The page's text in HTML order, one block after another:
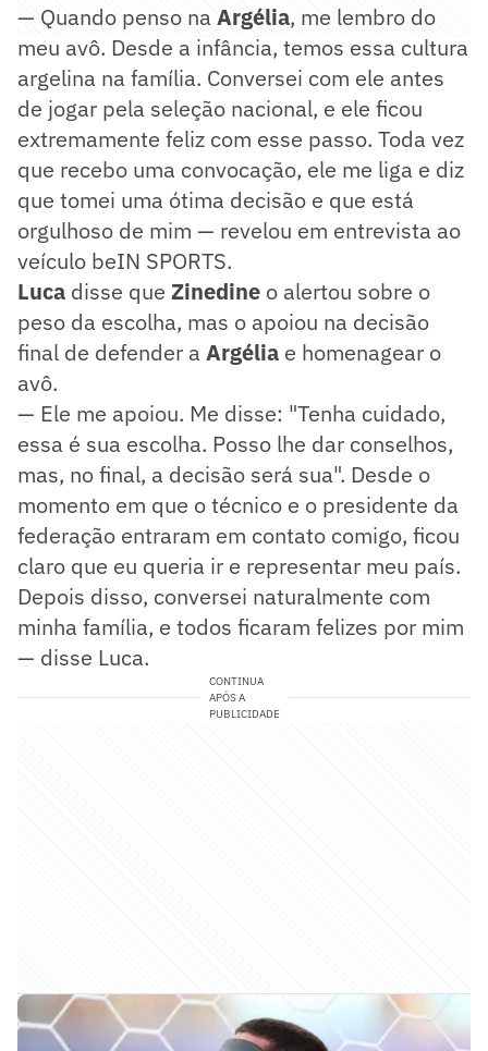
— Quando penso na Argélia, me lembro do
meu avô. Desde a infância, temos essa cultura
argelina na família. Conversei com ele antes
de jogar pela seleção nacional, e ele ficou
extremamente feliz com esse passo. Toda vez
que recebo uma convocação, ele me liga e diz
que tomei uma ótima decisão e que está
orgulhoso de mim — revelou em entrevista ao
veículo beIN SPORTS.
Luca disse que Zinedine o alertou sobre o
peso da escolha, mas o apoiou na decisão
final de defender a Argélia e homenagear o
avô.
— Ele me apoiou. Me disse: "Tenha cuidado,
essa é sua escolha. Posso lhe dar conselhos,
mas, no final, a decisão será sua". Desde o
momento em que o técnico e o presidente da
federação entraram em contato comigo, ficou
claro que eu queria ir e representar meu país.
Depois disso, conversei naturalmente com
minha família, e todos ficaram felizes por mim
— disse Luca.
CONTINUA
APÓS A
PUBLICIDADE